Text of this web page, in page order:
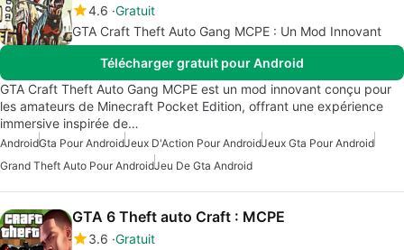
4.6 Gratuit
GTA Craft Theft Auto Gang MCPE : Un Mod Innovant
Télécharger gratuit pour Android
GTA Craft Theft Auto Gang MCPE est un mod innovant conçu pour
les amateurs de Minecraft Pocket Edition, offrant une expérience
immersive inspirée de…
AndroidGta Pour AndroidJeux D'Action Pour AndroidJeux Gta Pour Android
Grand Theft Auto Pour AndroidJeu De Gta Android
GTA 6 Theft auto Craft : MCPE
3.6 Gratuit